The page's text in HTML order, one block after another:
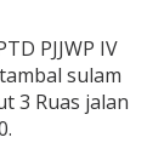
PJJWP IV
sulam
3 Ruas jalan